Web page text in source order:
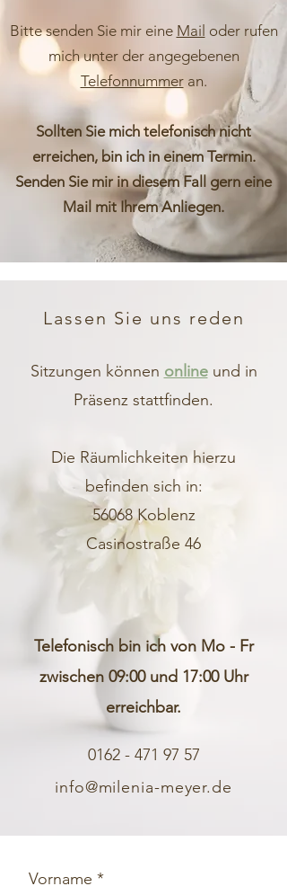
Bitte senden Sie mir eine Mail oder rufen
mich unter der angegebenen
Telefonnummeran.
Sollten Sie mich telefonisch nicht
erreichen, bin ich in einem Termin.
Senden Sie mir in diesem Fall gern eine
Mail mit Ihrem Anliegen.
Lassen Sie uns reden
Sitzungen können onlineund in
Präsenz stattfinden.
Die Räumlichkeiten hierzu
befinden sich in:
56068 Koblenz
Casinostraße 46
Telefonisch bin ich von Mo - Fr
zwischen 09:00 und 17:00 Uhr
erreichbar.
0162 - 471 97 57
info@milenia-meyer.de
Vorname